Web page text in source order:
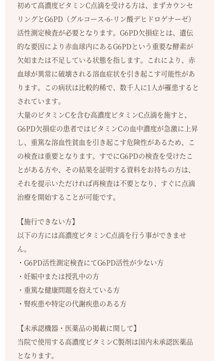
初めて高濃度ビタミンC点滴を受ける方は、まずカウンセ
リングとG6PD（グルコース-6-リン酸デヒドロゲナーゼ）
活性測定検査が必要となります。G6PD欠損症とは、遺伝
的な要因により赤血球内にあるG6PDという重要な酵素が
欠如または不足している状態を指します。これにより、赤
血球が異常に破壊される溶血症状を引き起こす可能性があ
ります。この病状は比較的稀で、数千人に1人が罹患すると
されています。
大量のビタミンCを含む高濃度ビタミンC点滴を施すと、
G6PD欠損症の患者ではビタミンCの血中濃度が急激に上昇
し、重篤な溶血性貧血を引き起こす危険性があるため、こ
の検査は重要となります。すでにG6PDの検査を受けたこ
とがある方や、その結果を証明する資料をお持ちの方は、
それを提示いただければ再検査は不要となり、すぐに点滴
治療を開始することが可能です。
【施行できない方】
以下の方には高濃度ビタミンC点滴を行う事ができませ
ん。
・G6PD活性測定検査にてG6PD活性が少ない方
・妊娠中または授乳中の方
・重篤な健康問題を抱えている方
・腎疾患や特定の代謝疾患のある方
【未承認機器・医薬品の掲載に関して】
当院で使用する高濃度ビタミンC製剤は国内未承認医薬品
となります。